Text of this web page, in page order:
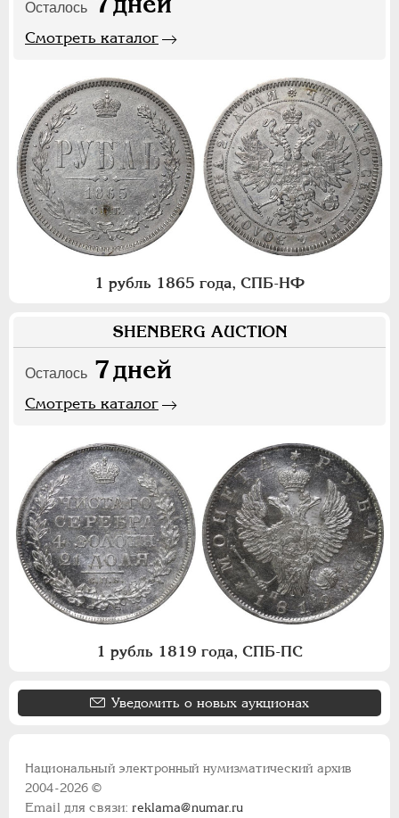
Осталось
Смотреть каталог
1 рубль 1865 года, СПБ-НФ
SHENBERG AUCTION
Осталось 7дней
Смотреть каталог
1 рубль 1819 года, СПБ-ПС
Уведомить о новых аукционах
Национальный электронный нумизматический архив
2004-2026 ©
Email для связи:reklama@numar.ru